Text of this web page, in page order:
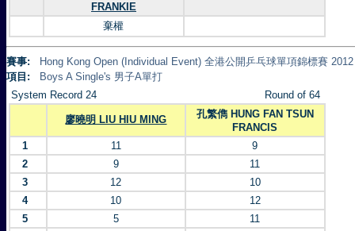
FRANKIE
棄權
賽事:
Hong Kong Open (Individual Event) 全港公開乒乓球單項錦標賽 2012
項目:
Boys A Single's 男子A單打
System Record 24
Round of 64
廖曉明 LIU HIU MING
孔繁儁 HUNG FAN TSUN
FRANCIS
1
11
9
2
9
11
3
12
10
4
10
12
5
5
11